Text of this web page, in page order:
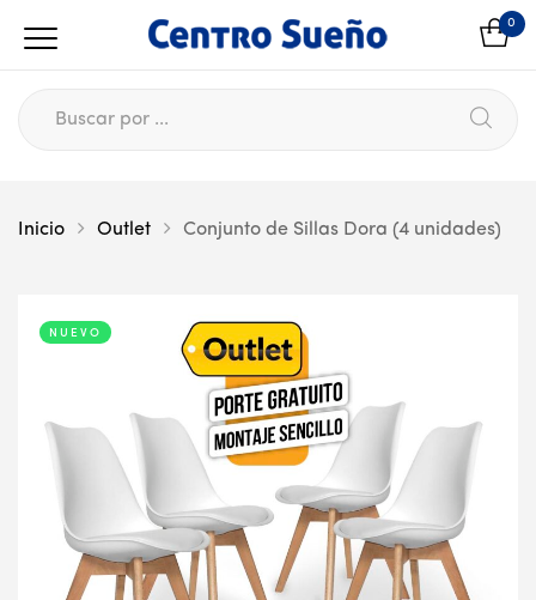
0
Inicio Outlet Conjunto de Sillas Dora (4 unidades)
NUEVO